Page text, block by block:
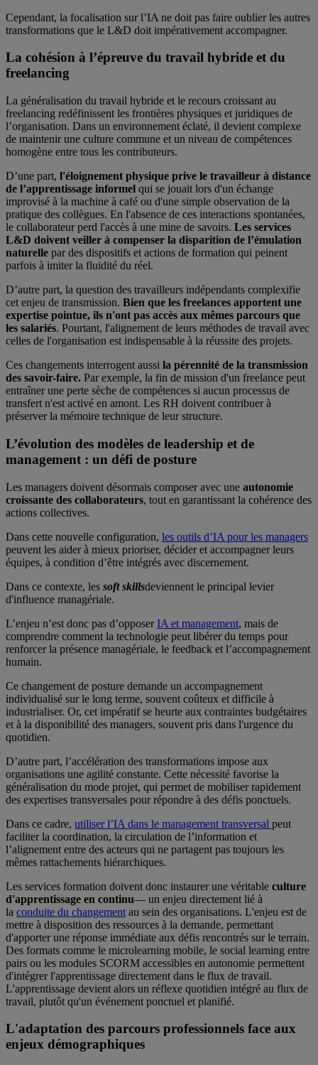
Cependant, la focalisation sur l’IA ne doit pas faire oublier les autres
transformations que le L&D doit impérativement accompagner.
La cohésion à l’épreuve du travail hybride et du
freelancing
La généralisation du travail hybride et le recours croissant au
freelancing redéfinissent les frontières physiques et juridiques de
l’organisation. Dans un environnement éclaté, il devient complexe
de maintenir une culture commune et un niveau de compétences
homogène entre tous les contributeurs.
D’une part, l'éloignement physique prive le travailleur à distance
de l’apprentissage informel qui se jouait lors d'un échange
improvisé à la machine à café ou d'une simple observation de la
pratique des collègues. En l'absence de ces interactions spontanées,
le collaborateur perd l'accès à une mine de savoirs. Les services
L&D doivent veiller à compenser la disparition de l’émulation
naturelle par des dispositifs et actions de formation qui peinent
parfois à imiter la fluidité du réel.
D’autre part, la question des travailleurs indépendants complexifie
cet enjeu de transmission. Bien que les freelances apportent une
expertise pointue, ils n'ont pas accès aux mêmes parcours que
les salariés. Pourtant, l'alignement de leurs méthodes de travail avec
celles de l'organisation est indispensable à la réussite des projets.
Ces changements interrogent aussi la pérennité de la transmission
des savoir-faire. Par exemple, la fin de mission d'un freelance peut
entraîner une perte sèche de compétences si aucun processus de
transfert n'est activé en amont. Les RH doivent contribuer à
préserver la mémoire technique de leur structure.
L’évolution des modèles de leadership et de
management : un défi de posture
Les managers doivent désormais composer avec une autonomie
croissante des collaborateurs, tout en garantissant la cohérence des
actions collectives.
Dans cette nouvelle configuration, les outils d’IA pour les managers
peuvent les aider à mieux prioriser, décider et accompagner leurs
équipes, à condition d’être intégrés avec discernement.
Dans ce contexte, les soft skillsdeviennent le principal levier
d'influence managériale.
L’enjeu n’est donc pas d’opposerIA et management, mais de
comprendre comment la technologie peut libérer du temps pour
renforcer la présence managériale, le feedback et l’accompagnement
humain.
Ce changement de posture demande un accompagnement
individualisé sur le long terme, souvent coûteux et difficile à
industrialiser. Or, cet impératif se heurte aux contraintes budgétaires
et à la disponibilité des managers, souvent pris dans l'urgence du
quotidien.
D’autre part, l’accélération des transformations impose aux
organisations une agilité constante. Cette nécessité favorise la
généralisation du mode projet, qui permet de mobiliser rapidement
des expertises transversales pour répondre à des défis ponctuels.
Dans ce cadre, utiliser l’IA dans le management transversal peut
faciliter la coordination, la circulation de l’information et
l’alignement entre des acteurs qui ne partagent pas toujours les
mêmes rattachements hiérarchiques.
Les services formation doivent donc instaurer une véritable culture
d'apprentissage en continu— un enjeu directement lié à
la conduite du changement au sein des organisations. L'enjeu est de
mettre à disposition des ressources à la demande, permettant
d'apporter une réponse immédiate aux défis rencontrés sur le terrain.
Des formats comme le microlearning mobile, le social learning entre
pairs ou les modules SCORM accessibles en autonomie permettent
d'intégrer l'apprentissage directement dans le flux de travail.
L'apprentissage devient alors un réflexe quotidien intégré au flux de
travail, plutôt qu'un événement ponctuel et planifié.
L'adaptation des parcours professionnels face aux
enjeux démographiques